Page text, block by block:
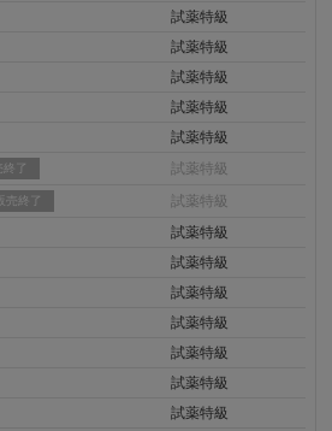
試薬特級
試薬特級
試薬特級
試薬特級
試薬特級
終了
試薬特級
販売終了
試薬特級
試薬特級
試薬特級
試薬特級
試薬特級
試薬特級
試薬特級
試薬特級